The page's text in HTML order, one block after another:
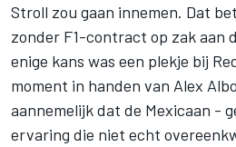
Stroll zou gaan innemen. Dat
zonder F1-contract op zak aan
enige kans was een plekje bij
moment in handen van Alex
aannemelijk dat de Mexicaan -
ervaring die niet echt